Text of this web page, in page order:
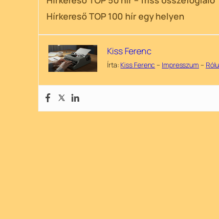
Hírkereső TOP 100 hír egy helyen
Kiss Ferenc
Írta: Kiss Ferenc – Impresszum –